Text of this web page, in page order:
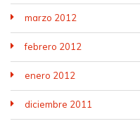
marzo 2012
febrero 2012
enero 2012
diciembre 2011